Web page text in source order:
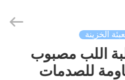
الخزينة
اللب مصبوب
للصدمات